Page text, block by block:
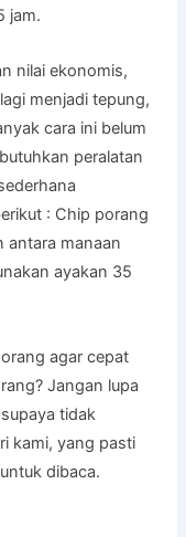
jam.
nilai ekonomis,
menjadi tepung,
cara ini belum
peralatan
: Chip porang
antara manaan
ayakan 35
agar cepat
Jangan lupa
tidak
kami, yang pasti
dibaca.